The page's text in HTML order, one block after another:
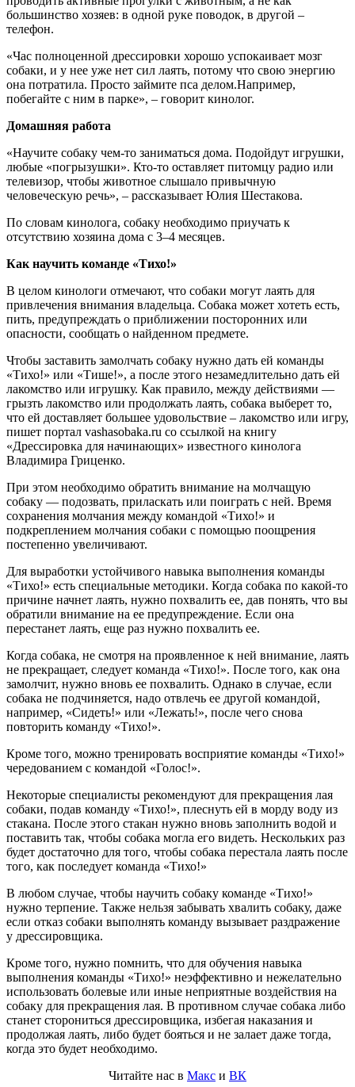
большинство хозяев: в одной руке поводок, в другой –
телефон.
«Час полноценной дрессировки хорошо успокаивает мозг
собаки, и у нее уже нет сил лаять, потому что свою энергию
она потратила. Просто займите пса делом.Например,
побегайте с ним в парке», – говорит кинолог.
Домашняя работа
«Научите собаку чем-то заниматься дома. Подойдут игрушки,
любые «погрызушки». Кто-то оставляет питомцу радио или
телевизор, чтобы животное слышало привычную
человеческую речь», – рассказывает Юлия Шестакова.
По словам кинолога, собаку необходимо приучать к
отсутствию хозяина дома с 3–4 месяцев.
Как научить команде «Тихо!»
В целом кинологи отмечают, что собаки могут лаять для
привлечения внимания владельца. Собака может хотеть есть,
пить, предупреждать о приближении посторонних или
опасности, сообщать о найденном предмете.
Чтобы заставить замолчать собаку нужно дать ей команды
«Тихо!» или «Тише!», а после этого незамедлительно дать ей
лакомство или игрушку. Как правило, между действиями —
грызть лакомство или продолжать лаять, собака выберет то,
что ей доставляет большее удовольствие – лакомство или игру,
пишет портал vashasobaka.ru со ссылкой на книгу
«Дрессировка для начинающих» известного кинолога
Владимира Гриценко.
При этом необходимо обратить внимание на молчащую
собаку — подозвать, приласкать или поиграть с ней. Время
сохранения молчания между командой «Тихо!» и
подкреплением молчания собаки с помощью поощрения
постепенно увеличивают.
Для выработки устойчивого навыка выполнения команды
«Тихо!» есть специальные методики. Когда собака по какой-то
причине начнет лаять, нужно похвалить ее, дав понять, что вы
обратили внимание на ее предупреждение. Если она
перестанет лаять, еще раз нужно похвалить ее.
Когда собака, не смотря на проявленное к ней внимание, лаять
не прекращает, следует команда «Тихо!». После того, как она
замолчит, нужно вновь ее похвалить. Однако в случае, если
собака не подчиняется, надо отвлечь ее другой командой,
например, «Сидеть!» или «Лежать!», после чего снова
повторить команду «Тихо!».
Кроме того, можно тренировать восприятие команды «Тихо!»
чередованием с командой «Голос!».
Некоторые специалисты рекомендуют для прекращения лая
собаки, подав команду «Тихо!», плеснуть ей в морду воду из
стакана. После этого стакан нужно вновь заполнить водой и
поставить так, чтобы собака могла его видеть. Нескольких раз
будет достаточно для того, чтобы собака перестала лаять после
того, как последует команда «Тихо!»
В любом случае, чтобы научить собаку команде «Тихо!»
нужно терпение. Также нельзя забывать хвалить собаку, даже
если отказ собаки выполнять команду вызывает раздражение
у дрессировщика.
Кроме того, нужно помнить, что для обучения навыка
выполнения команды «Тихо!» неэффективно и нежелательно
использовать болевые или иные неприятные воздействия на
собаку для прекращения лая. В противном случае собака либо
станет сторониться дрессировщика, избегая наказания и
продолжая лаять, либо будет бояться и не залает даже тогда,
когда это будет необходимо.
Читайте нас в Макс и ВК